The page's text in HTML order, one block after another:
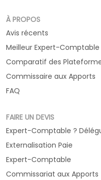
À PROPOS
Avis récents
Meilleur Expert-Comptable
Comparatif des
Commissaire aux Apports
FAQ
FAIRE UN DEVIS
Expert-Comptable ?
Externalisation Paie
Expert-Comptable
Commissariat aux Apports